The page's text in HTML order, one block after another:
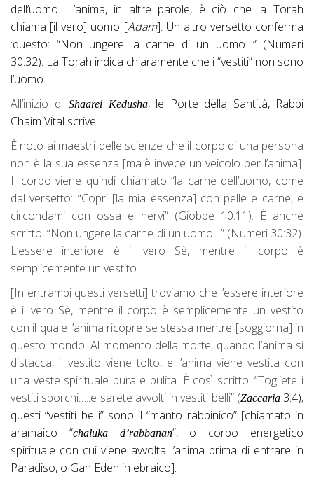
dell’uomo. L’anima, in altre parole, è ciò che la Torah
chiama [il vero] uomo [Adam]. Un altro versetto conferma
:questo: “Non ungere la carne di un uomo…” (Numeri
30:32). La Torah indica chiaramente che i “vestiti” non sono
l’uomo.
All’inizio di Shaarei Kedusha, le Porte della Santità, Rabbi
Chaim Vital scrive:
È noto ai maestri delle scienze che il corpo di una persona
non è la sua essenza [ma è invece un veicolo per l’anima].
Il corpo viene quindi chiamato “la carne dell’uomo, come
dal versetto: “Copri [la mia essenza] con pelle e carne, e
circondami con ossa e nervi” (Giobbe 10:11). È anche
scritto: “Non ungere la carne di un uomo…” (Numeri 30:32).
L’essere interiore è il vero Sè, mentre il corpo è
semplicemente un vestito …
[In entrambi questi versetti] troviamo che l’essere interiore
è il vero Sè, mentre il corpo è semplicemente un vestito
con il quale l’anima ricopre se stessa mentre [soggiorna] in
questo mondo. Al momento della morte, quando l’anima si
distacca, il vestito viene tolto, e l’anima viene vestita con
una veste spirituale pura e pulita. È così scritto: “Togliete i
vestiti sporchi…..e sarete avvolti in vestiti belli” (Zaccaria3:4);
questi “vestiti belli” sono il “manto rabbinico” [chiamato in
aramaico “chaluka d’rabbanan“, o corpo energetico
spirituale con cui viene avvolta l’anima prima di entrare in
Paradiso, o Gan Eden in ebraico].